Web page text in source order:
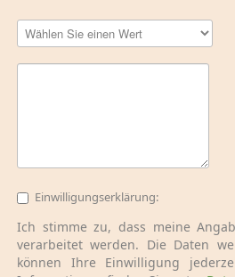
Einwilligungserklärung:
Ich stimme zu, dass meine
verarbeitet werden. Die Daten
können Ihre Einwilligung